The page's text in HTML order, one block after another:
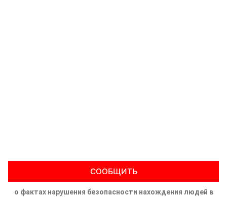
СООБЩИТЬ
о фактах нарушения безопасности нахождения людей в